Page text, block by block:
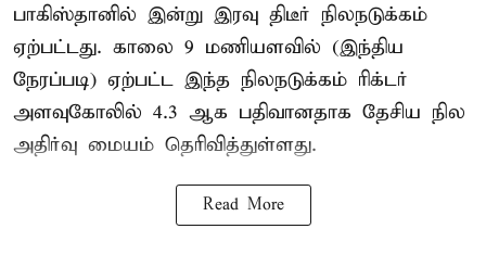
பாகிஸ்தானில் இன்று இரவு திடீர் நிலநடுக்கம்
ஏற்பட்டது. காலை 9 மணியளவில் (இந்திய
நேரப்படி) ஏற்பட்ட இந்த நிலநடுக்கம் ரிக்டர்
அளவுகோலில் 4.3 ஆக பதிவானதாக தேசிய நில
அதிர்வு மையம் தெரிவித்துள்ளது.
Read More